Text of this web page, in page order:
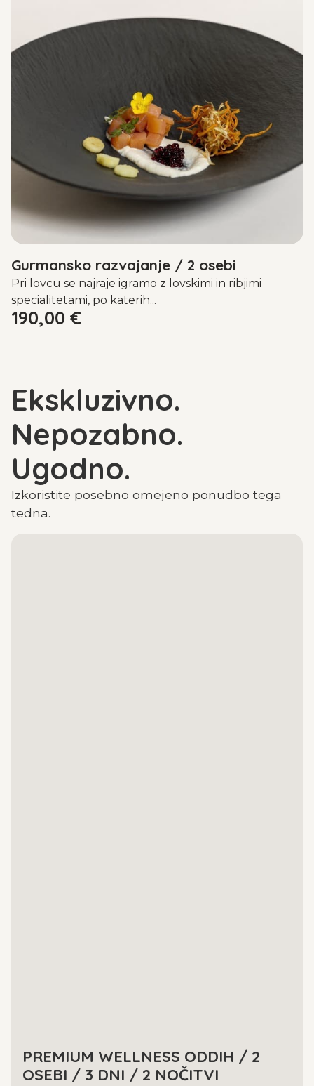
Gurmansko razvajanje / 2 osebi
Pri lovcu se najraje igramo z lovskimi in ribjimi
specialitetami, po katerih...
190,00 €
Ekskluzivno.
Nepozabno.
Ugodno.
Izkoristite posebno omejeno ponudbo tega
tedna.
PREMIUM WELLNESS ODDIH / 2
OSEBI / 3 DNI / 2 NOČITVI